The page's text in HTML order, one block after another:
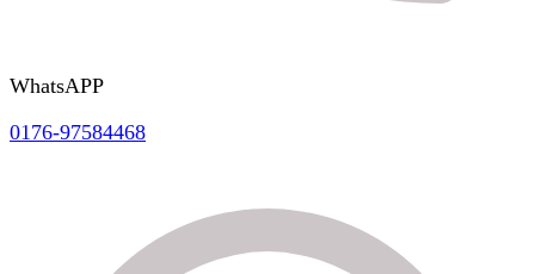
WhatsAPP
0176-97584468